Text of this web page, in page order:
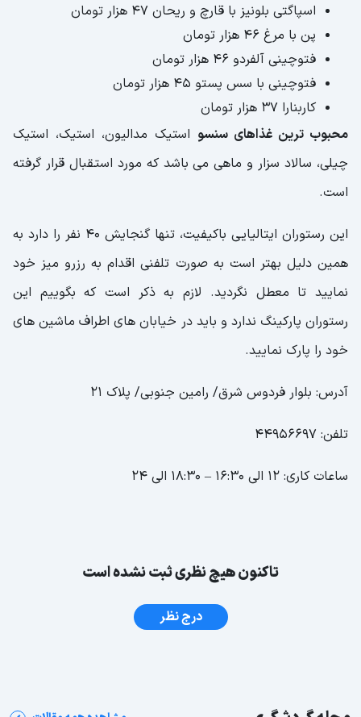
اسپاگتی بلونیز با قارچ و ریحان 47 هزار تومان
پن با مرغ 46 هزار تومان
فتوچینی آلفردو 46 هزار تومان
فتوچینی با سس پستو 45 هزار تومان
کاربنارا 37 هزار تومان
محبوب ترین غذاهای سنسو استیک مدالیون، استیک، استیک
چیلی، سالاد سزار و ماهی می باشد که مورد استقبال قرار گرفته
است.
این رستوران ایتالیایی باکیفیت، تنها گنجایش 40 نفر را دارد به
همین دلیل بهتر است به صورت تلفنی اقدام به رزرو میز خود
نمایید تا معطل نگردید. لازم به ذکر است که بگوییم این
رستوران پارکینگ ندارد و باید در خیابان های اطراف ماشین های
خود را پارک نمایید.
آدرس: بلوار فردوس شرق/ رامین جنوبی/ پلاک 21
تلفن: 44956697
ساعات کاری: 12 الی 16:30 – 18:30 الی 24
تاکنون هیچ نظری ثبت نشده است
درج نظر